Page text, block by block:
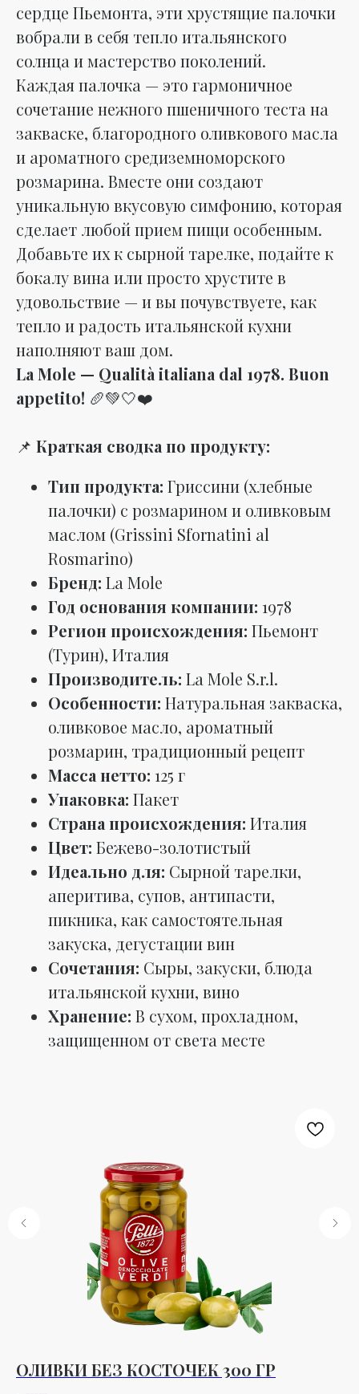
сердце Пьемонта, эти хрустящие палочки
вобрали в себя тепло итальянского
солнца и мастерство поколений.
Каждая палочка — это гармоничное
сочетание нежного пшеничного теста на
закваске, благородного оливкового масла
и ароматного средиземноморского
розмарина. Вместе они создают
уникальную вкусовую симфонию, которая
сделает любой прием пищи особенным.
Добавьте их к сырной тарелке, подайте к
бокалу вина или просто хрустите в
удовольствие — и вы почувствуете, как
тепло и радость итальянской кухни
наполняют ваш дом.
La Mole — Qualità italiana dal 1978. Buon
appetito! 🥖💚🤍❤️
📌 Краткая сводка по продукту:
Тип продукта: Гриссини (хлебные
палочки) с розмарином и оливковым
маслом (Grissini Sfornatini al
Rosmarino)
Бренд: La Mole
Год основания компании: 1978
Регион происхождения: Пьемонт
(Турин), Италия
Производитель: La Mole S.r.l.
Особенности: Натуральная закваска,
оливковое масло, ароматный
розмарин, традиционный рецепт
Масса нетто: 125 г
Упаковка: Пакет
Страна происхождения: Италия
Цвет: Бежево-золотистый
Идеально для: Сырной тарелки,
аперитива, супов, антипасти,
пикника, как самостоятельная
закуска, дегустации вин
Сочетания: Сыры, закуски, блюда
итальянской кухни, вино
Хранение: В сухом, прохладном,
защищенном от света месте
ОЛИВКИ БЕЗ КОСТОЧЕК 300 ГР